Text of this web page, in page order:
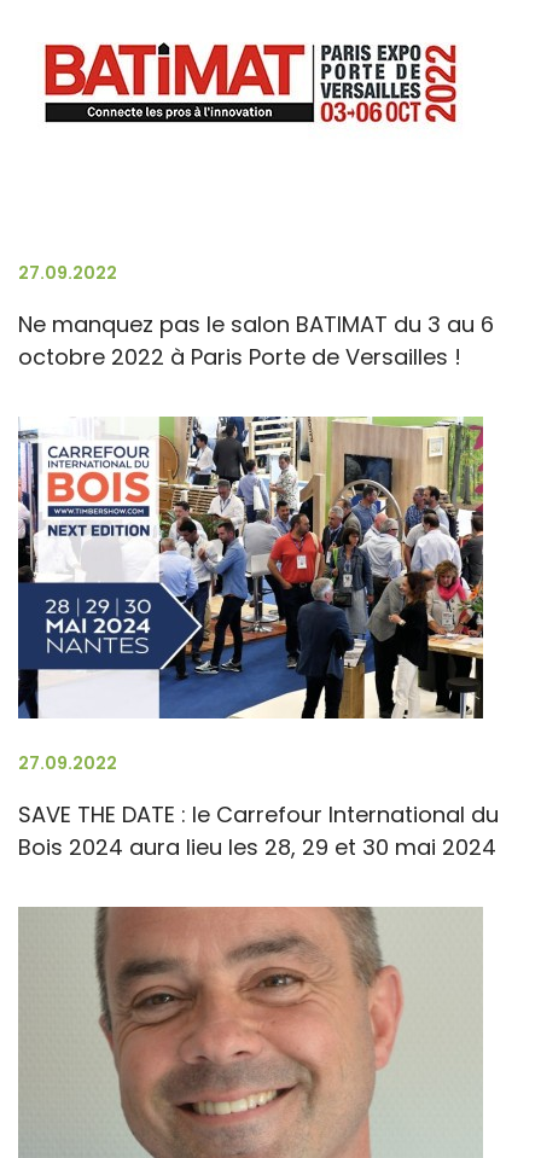
27.09.2022
Ne manquez pas le salon BATIMAT du 3 au 6
octobre 2022 à Paris Porte de Versailles !
27.09.2022
SAVE THE DATE : le Carrefour International du
Bois 2024 aura lieu les 28, 29 et 30 mai 2024